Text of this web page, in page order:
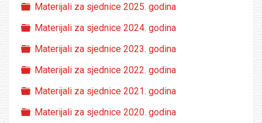
Folder
Materijali za sjednice 2025. godina
Folder
Materijali za sjednice 2024. godina
Folder
Materijali za sjednice 2023. godina
Folder
Materijali za sjednice 2022. godina
Folder
Materijali za sjednice 2021. godina
Folder
Materijali za sjednice 2020. godina